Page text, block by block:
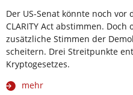
Der US-Senat könnte noch
CLARITY Act abstimmen.
zusätzliche Stimmen der
scheitern. Drei Streitpunkte
Kryptogesetzes.
mehr